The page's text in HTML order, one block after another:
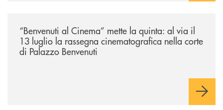
“Benvenuti al Cinema” mette la quinta: al via il
13 luglio la rassegna cinematografica nella corte
di Palazzo Benvenuti